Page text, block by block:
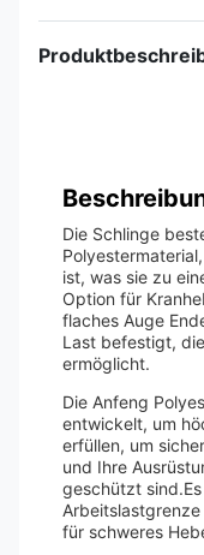
Die Schlinge
ist, was sie zu
Option für
flaches Auge
Last befestigt,
ermöglicht.
Die Anfeng
entwickelt, um
erfüllen, um
und Ihre
geschützt
für schweres